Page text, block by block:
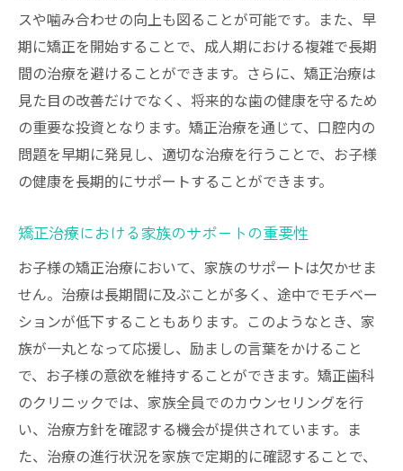
スや噛み合わせの向上も図ることが可能です。また、早
期に矯正を開始することで、成人期における複雑で長期
間の治療を避けることができます。さらに、矯正治療は
見た目の改善だけでなく、将来的な歯の健康を守るため
の重要な投資となります。矯正治療を通じて、口腔内の
問題を早期に発見し、適切な治療を行うことで、お子様
の健康を長期的にサポートすることができます。
矯正治療における家族のサポートの重要性
お子様の矯正治療において、家族のサポートは欠かせま
せん。治療は長期間に及ぶことが多く、途中でモチベー
ションが低下することもあります。このようなとき、家
族が一丸となって応援し、励ましの言葉をかけること
で、お子様の意欲を維持することができます。矯正歯科
のクリニックでは、家族全員でのカウンセリングを行
い、治療方針を確認する機会が提供されています。ま
た、治療の進行状況を家族で定期的に確認することで、